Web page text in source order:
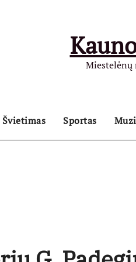
Miestelėnų
Švietimas Sportas